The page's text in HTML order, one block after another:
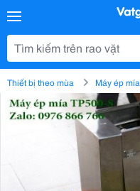
Thiết bị theo mùa Máy ép mía